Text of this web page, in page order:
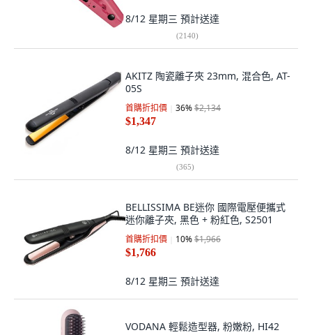
8/12 星期三 預計送達
(2140)
AKITZ 陶瓷離子夾 23mm, 混合色, AT-
05S
首購折扣價 36%$2,134
$1,347
8/12 星期三 預計送達
(365)
BELLISSIMA BE迷你 國際電壓便攜式
迷你離子夾, 黑色 + 粉紅色, S2501
首購折扣價 10%$1,966
$1,766
8/12 星期三 預計送達
VODANA 輕鬆造型器, 粉嫩粉, HI42